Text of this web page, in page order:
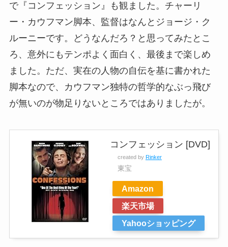
で『コンフェッション』も観ました。チャーリ
ー・カウフマン脚本、監督はなんとジョージ・ク
ルーニーです。どうなんだろ？と思ってみたとこ
ろ、意外にもテンポよく面白く、最後まで楽しめ
ました。ただ、実在の人物の自伝を基に書かれた
脚本なので、カウフマン独特の哲学的なぶっ飛び
が無いのが物足りないところではありましたが。
コンフェッション [DVD]
created by Rinker
東宝
Amazon
楽天市場
Yahooショッピング